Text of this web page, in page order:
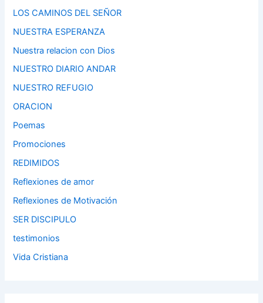
LOS CAMINOS DEL SEÑOR
NUESTRA ESPERANZA
Nuestra relacion con Dios
NUESTRO DIARIO ANDAR
NUESTRO REFUGIO
ORACION
Poemas
Promociones
REDIMIDOS
Reflexiones de amor
Reflexiones de Motivación
SER DISCIPULO
testimonios
Vida Cristiana